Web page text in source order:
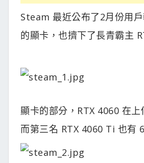
Steam 最近公布了2月份用
的顯卡，也擠下了長青霸主
顯卡的部分，RTX 4060 在
而第三名 RTX 4060 Ti 也有